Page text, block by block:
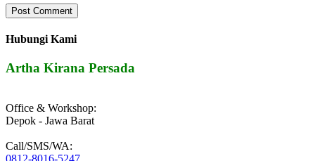
Hubungi Kami
Artha Kirana Persada
Office & Workshop:
Depok - Jawa Barat
Call/SMS/WA:
0812-8016-5247